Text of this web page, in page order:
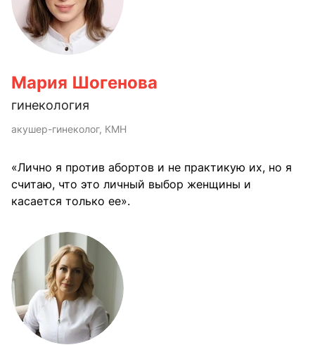
Мария Шогенова
гинекология
акушер-гинеколог, КМН
«Лично я против абортов и не практикую их, но я
считаю, что это личный выбор женщины и
касается только ее».